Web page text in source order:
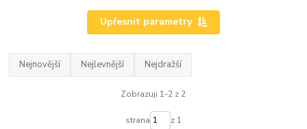
Upřesnit parametry
Nejnovější Nejlevnější Nejdražší
Zobrazuji 1-2 z 2
strana z 1